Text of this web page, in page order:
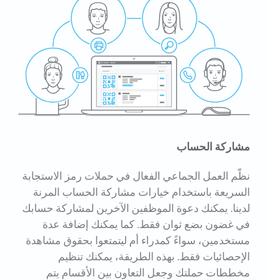
مشاركة الحساب
نظّم العمل الجماعي الفعال في حملات رمز الاستجابة
السريعة باستخدام خيارات مشاركة الحساب المرنة
لدينا. يمكنك دعوة الموظفين الآخرين لمشاركة حسابك
في غضون بضع ثوان فقط. كما يمكنك إضافة عدة
مستخدمين، سواءً كمدراء أم ليتمتعوا بحقوق مشاهدة
الإحصائيات فقط. بهذه الطريقة، يمكنك تنظيم
مخططات حملتك وجعل التعاون بين الأقسام يتم